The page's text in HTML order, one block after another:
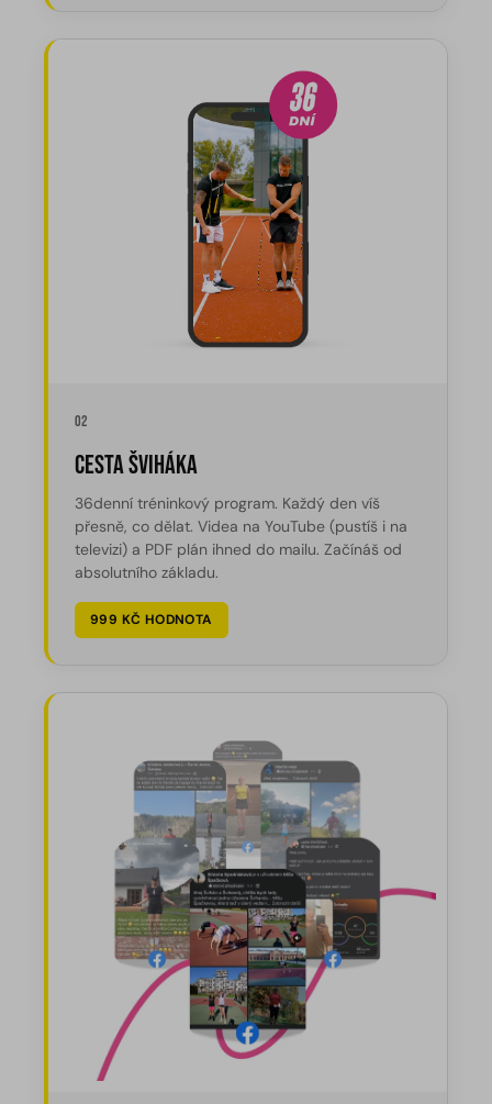
02
Cesta Šviháka
36denní tréninkový program. Každý den víš
přesně, co dělat. Videa na YouTube (pustíš i na
televizi) a PDF plán ihned do mailu. Začínáš od
absolutního základu.
999 KČ HODNOTA